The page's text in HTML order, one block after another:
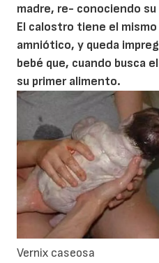
madre, re- conociendo
El calostro tiene el
amniótico, y queda
bebé que, cuando busca
su primer alimento.
Vernix caseosa